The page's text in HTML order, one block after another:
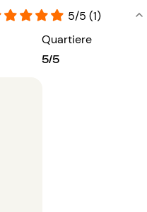
5/5 (1)
Quartiere
5/5